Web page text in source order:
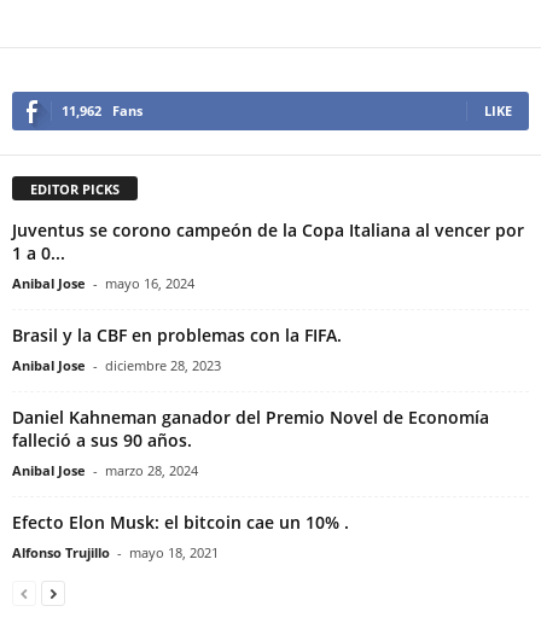
11,962 Fans LIKE
EDITOR PICKS
Juventus se corono campeón de la Copa Italiana al vencer por
1 a 0...
Anibal Jose - mayo 16, 2024
Brasil y la CBF en problemas con la FIFA.
Anibal Jose - diciembre 28, 2023
Daniel Kahneman ganador del Premio Novel de Economía
falleció a sus 90 años.
Anibal Jose - marzo 28, 2024
Efecto Elon Musk: el bitcoin cae un 10% .
Alfonso Trujillo - mayo 18, 2021